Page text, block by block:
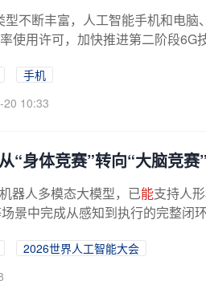
不断丰富，人工智能手机和电脑
使用许可，加快推进第二阶段
手机
20 10:33
“身体竞赛”转向“大脑竞赛
器人多模态大模型，已能支持人
景中完成从感知到执行的完整闭
2026世界人工智能大会